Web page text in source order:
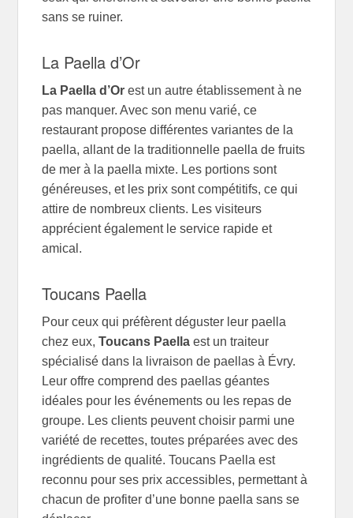
sans se ruiner.
La Paella d’Or
La Paella d’Or est un autre établissement à ne
pas manquer. Avec son menu varié, ce
restaurant propose différentes variantes de la
paella, allant de la traditionnelle paella de fruits
de mer à la paella mixte. Les portions sont
généreuses, et les prix sont compétitifs, ce qui
attire de nombreux clients. Les visiteurs
apprécient également le service rapide et
amical.
Toucans Paella
Pour ceux qui préfèrent déguster leur paella
chez eux,Toucans Paella est un traiteur
spécialisé dans la livraison de paellas à Évry.
Leur offre comprend des paellas géantes
idéales pour les événements ou les repas de
groupe. Les clients peuvent choisir parmi une
variété de recettes, toutes préparées avec des
ingrédients de qualité. Toucans Paella est
reconnu pour ses prix accessibles, permettant à
chacun de profiter d’une bonne paella sans se